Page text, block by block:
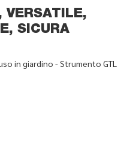
VERSATILE,
SICURA